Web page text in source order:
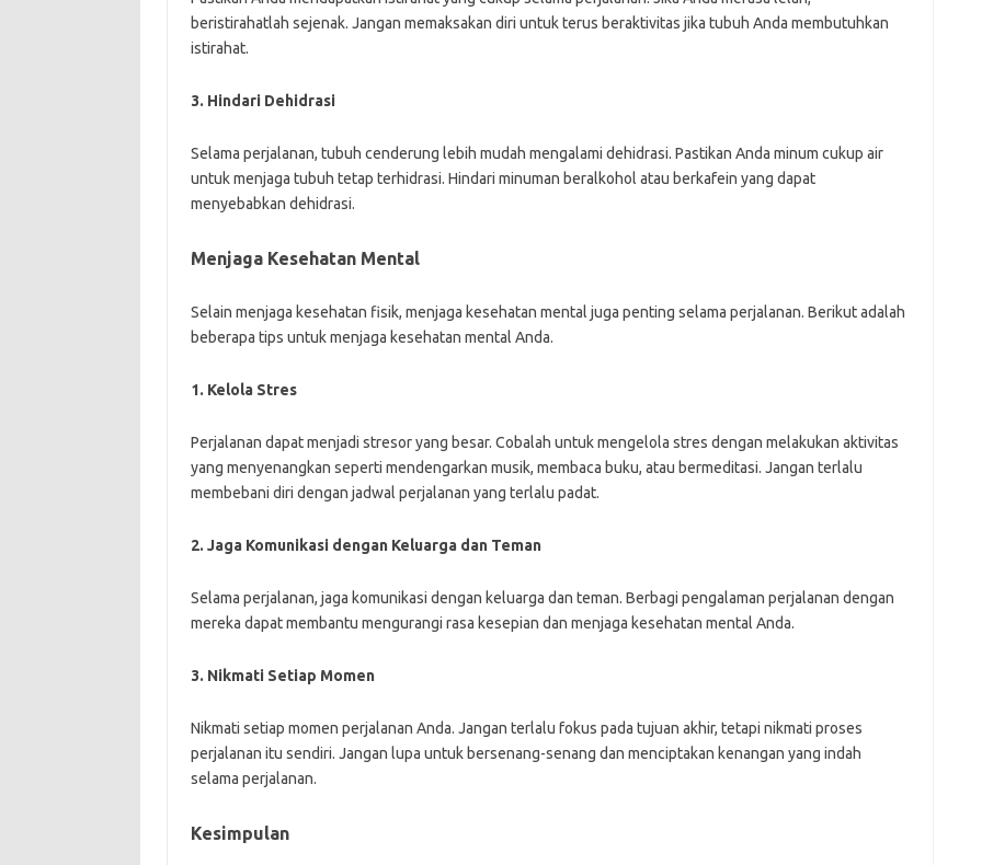
beristirahatlah sejenak. Jangan memaksakan diri untuk terus beraktivitas jika tubuh Anda membutuhkan
istirahat.
3. Hindari Dehidrasi
Selama perjalanan, tubuh cenderung lebih mudah mengalami dehidrasi. Pastikan Anda minum cukup air
untuk menjaga tubuh tetap terhidrasi. Hindari minuman beralkohol atau berkafein yang dapat
menyebabkan dehidrasi.
Menjaga Kesehatan Mental
Selain menjaga kesehatan fisik, menjaga kesehatan mental juga penting selama perjalanan. Berikut adalah
beberapa tips untuk menjaga kesehatan mental Anda.
1. Kelola Stres
Perjalanan dapat menjadi stresor yang besar. Cobalah untuk mengelola stres dengan melakukan aktivitas
yang menyenangkan seperti mendengarkan musik, membaca buku, atau bermeditasi. Jangan terlalu
membebani diri dengan jadwal perjalanan yang terlalu padat.
2. Jaga Komunikasi dengan Keluarga dan Teman
Selama perjalanan, jaga komunikasi dengan keluarga dan teman. Berbagi pengalaman perjalanan dengan
mereka dapat membantu mengurangi rasa kesepian dan menjaga kesehatan mental Anda.
3. Nikmati Setiap Momen
Nikmati setiap momen perjalanan Anda. Jangan terlalu fokus pada tujuan akhir, tetapi nikmati proses
perjalanan itu sendiri. Jangan lupa untuk bersenang-senang dan menciptakan kenangan yang indah
selama perjalanan.
Kesimpulan